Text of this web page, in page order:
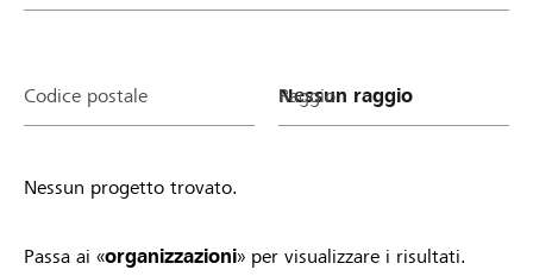
Codice postale Raggio
Nessun progetto trovato.
Passa ai «organizzazioni» per visualizzare i risultati.